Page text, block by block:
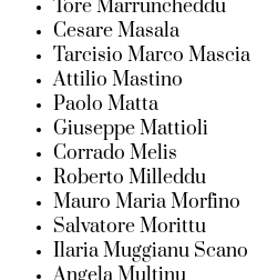
Tore Marruncheddu
Cesare Masala
Tarcisio Marco Mascia
Attilio Mastino
Paolo Matta
Giuseppe Mattioli
Corrado Melis
Roberto Milleddu
Mauro Maria Morfino
Salvatore Morittu
Ilaria Muggianu Scano